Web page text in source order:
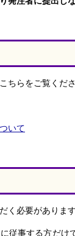
ちらをご覧くださ
いて
く必要があります
従事する方だけ